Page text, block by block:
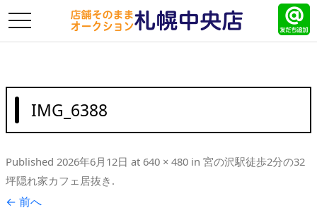
toggle
IMG_6388
Published 2026年6月12日 at 640 × 480 in 宮の沢駅徒歩2分の32
坪隠れ家カフェ居抜き .
← 前へ